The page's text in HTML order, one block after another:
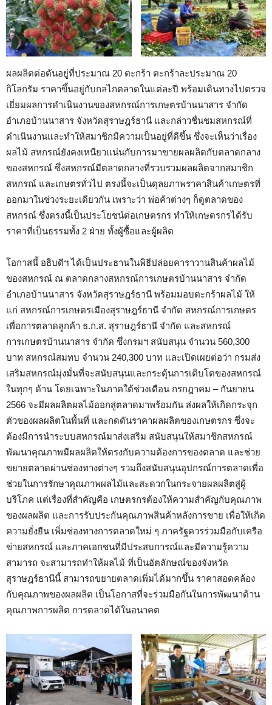
ผลผลิตต่อตันอยู่ที่ประมาณ 20 ตะกร้า ตะกร้าละประมาณ 20
กิโลกรัม ราคาขึ้นอยู่กับกลไกตลาดในแต่ละปี พร้อมเดินทางไปตรวจ
เยี่ยมผลการดำเนินงานของสหกรณ์การเกษตรบ้านนาสาร จำกัด
อำเภอบ้านนาสาร จังหวัดสุราษฎร์ธานี และกล่าวชื่นชมสหกรณ์ที่
ดำเนินงานและทำให้สมาชิกมีความเป็นอยู่ที่ดีขึ้น ซึ่งจะเห็นว่าเรื่อง
ผลไม้ สหกรณ์ยังคงเหนียวแน่นกับการมาขายผลผลิตกับตลาดกลาง
ของสหกรณ์ ซึ่งสหกรณ์มีตลาดกลางที่รวบรวมผลผลิตจากสมาชิก
สหกรณ์ และเกษตรทั่วไป ตรงนี้จะเป็นดุลยภาพราคาสินค้าเกษตรที่
ออกมาในช่วงระยะเดียวกัน เพราะว่า พ่อค้าต่างๆ ก็ดูตลาดของ
สหกรณ์ ซึ่งตรงนี้เป็นประโยชน์ต่อเกษตรกร ทำให้เกษตรกรได้รับ
ราคาที่เป็นธรรมทั้ง 2 ฝ่าย ทั้งผู้ซื้อและผู้ผลิต
โอกาสนี้ อธิบดีฯ ได้เป็นประธานในพิธีปล่อยคาราวานสินค้าผลไม้
ของสหกรณ์ ณ ตลาดกลางสหกรณ์การเกษตรบ้านนาสาร จำกัด
อำเภอบ้านนาสาร จังหวัดสุราษฎร์ธานี พร้อมมอบตะกร้าผลไม้ ให้
แก่ สหกรณ์การเกษตรเมืองสุราษฎร์ธานี จำกัด สหกรณ์การเกษตร
เพื่อการตลาดลูกค้า ธ.ก.ส. สุราษฎร์ธานี จำกัด และสหกรณ์
การเกษตรบ้านนาสาร จำกัด ซึ่งกรมฯ สนับสนุน จำนวน 560,300
บาท สหกรณ์สมทบ จำนวน 240,300 บาท และเปิดเผยต่อว่า กรมส่ง
เสริมสหกรณ์มุ่งมั่นที่จะสนับสนุนและกระตุ้นการเติบโตของสหกรณ์
ในทุกๆ ด้าน โดยเฉพาะในภาคใต้ช่วงเดือน กรกฎาคม – กันยายน
2566 จะมีผลผลิตผลไม้ออกสู่ตลาดมาพร้อมกัน ส่งผลให้เกิดกระจุก
ตัวของผลผลิตในพื้นที่ และกดดันราคาผลผลิตของเกษตรกร ซึ่งจะ
ต้องมีการนำระบบสหกรณ์มาส่งเสริม สนับสนุนให้สมาชิกสหกรณ์
พัฒนาคุณภาพมีผลผลิตให้ตรงกับความต้องการของตลาด และช่วย
ขยายตลาดผ่านช่องทางต่างๆ รวมถึงสนับสนุนอุปกรณ์การตลาดเพื่อ
ช่วยในการรักษาคุณภาพผลไม้และสะดวกในกระจายผลผลิตสู่ผู้
บริโภค แต่เรื่องที่สำคัญคือ เกษตรกรต้องให้ความสำคัญกับคุณภาพ
ของผลผลิต และการรับประกันคุณภาพสินค้าหลังการขาย เพื่อให้เกิด
ความยั่งยืน เพิ่มช่องทางการตลาดใหม่ ๆ ภาครัฐควรร่วมมือกับเครือ
ข่ายสหกรณ์ และภาคเอกชนที่มีประสบการณ์และมีความรู้ความ
สามารถ จะสามารถทำให้ผลไม้ ที่เป็นอัตลักษณ์ของจังหวัด
สุราษฎร์ธานีนี้ สามารถขยายตลาดเพิ่มได้มากขึ้น ราคาสอดคล้อง
กับคุณภาพของผลผลิต เป็นโอกาสที่จะร่วมมือกันในการพัฒนาด้าน
คุณภาพการผลิต การตลาดได้ในอนาคต